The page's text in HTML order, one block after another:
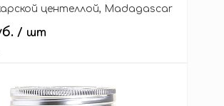
центеллой, Madagascar
Kit
/ шт
В корзину